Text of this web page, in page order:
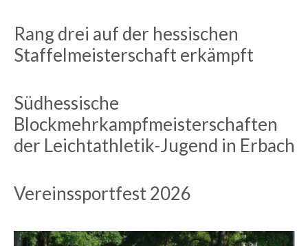
Rang drei auf der hessischen
Staffelmeisterschaft erkämpft
Südhessische
Blockmehrkampfmeisterschaften
der Leichtathletik-Jugend in Erbach
Vereinssportfest 2026